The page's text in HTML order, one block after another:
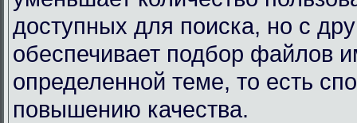
доступных для поиска, но с
обеспечивает подбор файлов
определенной теме, то есть
повышению качества.